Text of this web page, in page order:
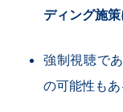
ディング施
強制視聴で
の可能性もあ